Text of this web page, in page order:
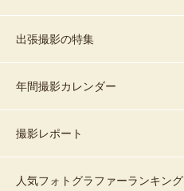
出張撮影の特集
年間撮影カレンダー
撮影レポート
人気フォトグラファーランキング